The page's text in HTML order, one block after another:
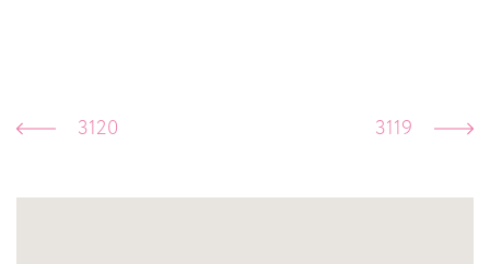
3120 3119